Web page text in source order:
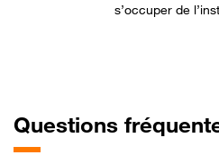
s’occuper de
Questions